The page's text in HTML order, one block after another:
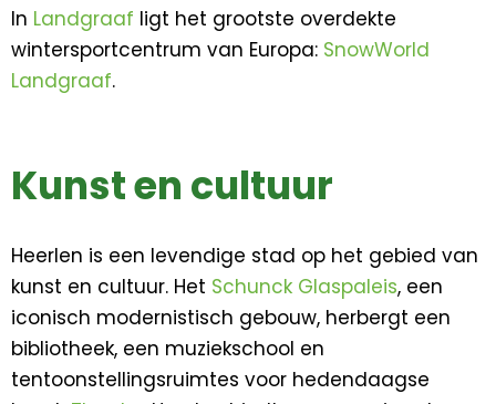
In Landgraaf ligt het grootste overdekte
wintersportcentrum van Europa: SnowWorld
Landgraaf.
Kunst en cultuur
Heerlen is een levendige stad op het gebied van
kunst en cultuur. Het Schunck Glaspaleis, een
iconisch modernistisch gebouw, herbergt een
bibliotheek, een muziekschool en
tentoonstellingsruimtes voor hedendaagse